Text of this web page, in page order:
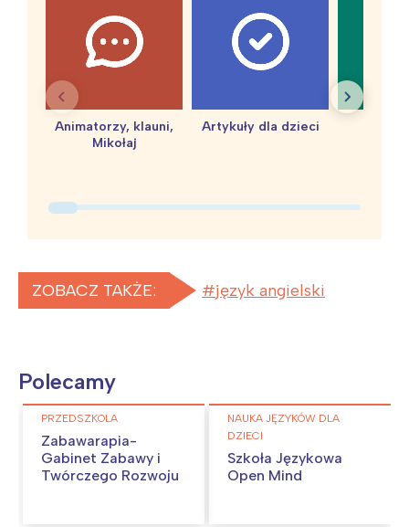
Animatorzy, klauni,
Mikołaj
Artykuły dla dzieci
ZOBACZ TAKŻE: język angielski
Polecamy
PRZEDSZKOLA
Zabawarapia-
Gabinet Zabawy i
Twórczego Rozwoju
NAUKA JĘZYKÓW DLA
DZIECI
Szkoła Językowa
Open Mind